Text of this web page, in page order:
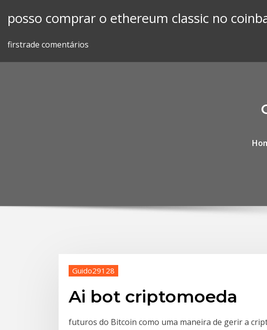
posso comprar o ethereum classic no
firstrade comentários
Guido29128
Ai bot criptomoeda
futuros do Bitcoin como uma maneira de gerir a